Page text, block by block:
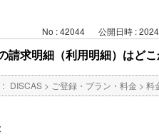
No : 42044 公開日時 :
請求明細（利用明細）はど
: DISCAS > ご登録・プラン・料金 > 料